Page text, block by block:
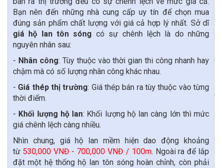
Bạn nên đến những nhà cung cấp uy tín để chọn mua
đúng sản phẩm chất lượng với giá cả hợp lý nhất. Sở dĩ
giá hộ lan tôn sóng có sự chênh lệch là do những
nguyên nhân sau:
- Nhân công: Tùy thuộc vào thời gian thi công nhanh hay
chậm mà có số lượng nhân công khác nhau.
- Giá thép thị trường: Giá thép bán ra tùy thuộc vào từng
thời điểm.
- Khối lượng hộ lan: Khối lượng hộ lan càng lớn thì mức
giá chênh lệch càng nhiều.
Nhìn chung, giá hộ lan mềm hiện dao động khoảng
từ 530,000 VNĐ - 700,000 VNĐ / 100m. Ngoài ra để lắp
đặt một hệ thống hộ lan tôn sóng hoàn chỉnh, còn phải